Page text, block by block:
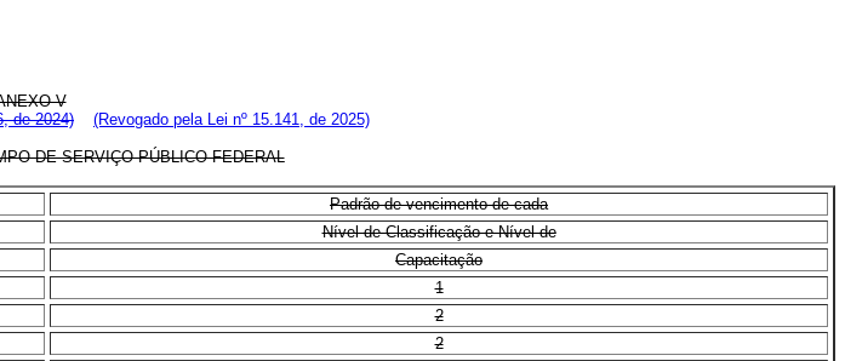
V
de 2024)
(Revogado pela Lei nº 15.141, de 2025)
DE SERVIÇO PÚBLICO FEDERAL
Padrão de vencimento de cada
Nível de Classificação e Nível de
Capacitação
1
2
2